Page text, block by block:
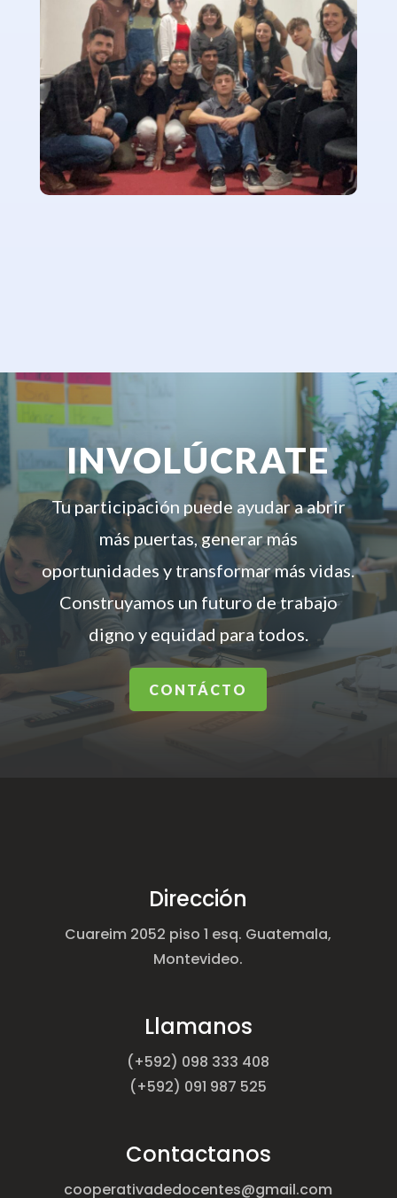
INVOLÚCRATE
Tu participación puede ayudar a abrir
más puertas, generar más
oportunidades y transformar más vidas.
Construyamos un futuro de trabajo
digno y equidad para todos.
CONTÁCTO
Dirección
Cuareim 2052 piso 1 esq. Guatemala,
Montevideo.
Llamanos
(+592) 098 333 408
(+592) 091 987 525
Contactanos
cooperativadedocentes@gmail.com